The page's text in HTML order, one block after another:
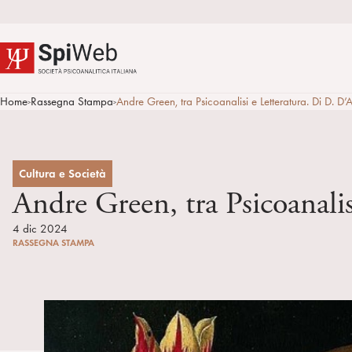
Home>Rassegna Stampa>Andre Green, tra Psicoanalisi e Letteratura. Di D.
Cultura e Società
Andre Green, tra
4 dic 2024
RASSEGNA STAMPA